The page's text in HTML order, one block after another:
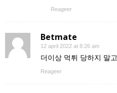
Reageer
Betmate
12 april 2022 at 8:26 am
더이상 먹튀 당하지 말고
Reageer